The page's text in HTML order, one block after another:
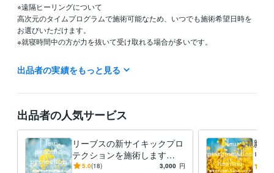
⭐︎遠隔ヒーリングについて
高次元のタイムプログラムで施術可能なため、いつでも施術希望日時を
お選びいただけます。
※就寝時間中の方が力を抜いて受け取れる場合が多いです。
お急ぎ、早めの施術希望の場合はお申し込み当日の施術日時でも対応可
能な場合があります。
遠隔ヒーリングの受け取り方についてはこちらもご確認ください。
https://coconala.com/blogs/4532011/636398
経験職種
ライフスタイル・その他 / 占い師 経験年数 : 6年
ライフスタイル・その他 / カウンセラー・コーチ 経験年数 : 6年
出品者の実績をもっと見る
出品者の人気サービス
リーブスの新サイキックプロ
テクションを施術します
（オーラの浄化と保護＊サイ
5.0(18) 3,000 円
新マ
リ
ルギ